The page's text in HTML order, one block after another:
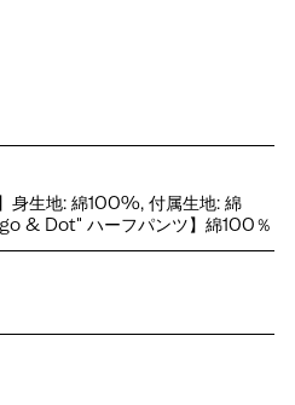
身生地: 綿100%, 付属生地: 綿
& Dot" ハーフパンツ】綿100％